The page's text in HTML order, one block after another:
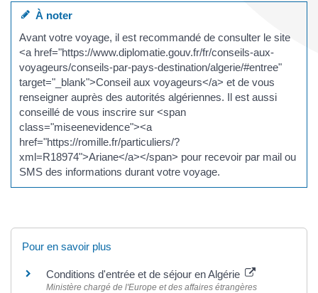
À noter
Avant votre voyage, il est recommandé de consulter le site
<a href="https://www.diplomatie.gouv.fr/fr/conseils-aux-
voyageurs/conseils-par-pays-destination/algerie/#entree"
target="_blank">Conseil aux voyageurs</a> et de vous
renseigner auprès des autorités algériennes. Il est aussi
conseillé de vous inscrire sur <span
class="miseenevidence"><a
href="https://romille.fr/particuliers/?
xml=R18974">Ariane</a></span> pour recevoir par mail ou
SMS des informations durant votre voyage.
Pour en savoir plus
Conditions d'entrée et de séjour en Algérie
Ministère chargé de l'Europe et des affaires étrangères